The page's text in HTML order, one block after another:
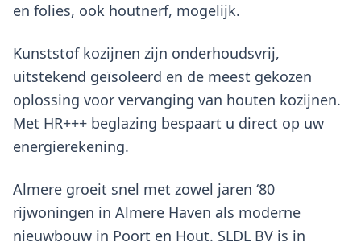
en folies, ook houtnerf, mogelijk.
Kunststof kozijnen zijn onderhoudsvrij,
uitstekend geïsoleerd en de meest gekozen
oplossing voor vervanging van houten kozijnen.
Met HR+++ beglazing bespaart u direct op uw
energierekening.
Almere groeit snel met zowel jaren ‘80
rijwoningen in Almere Haven als moderne
nieuwbouw in Poort en Hout. SLDL BV is in